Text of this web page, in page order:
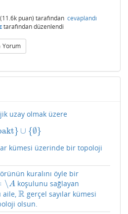
(11.6k puan) tarafından cevaplandı
tarafındandüzenlendi
Yorum
uzay olmak üzere
} ∪ {∅}
}∪ {∅}
kümesi üzerinde bir topoloji
kuralını öyle bir
∖A koşulunu sağlayan
R
R gerçel sayılar kümesi
olsun.